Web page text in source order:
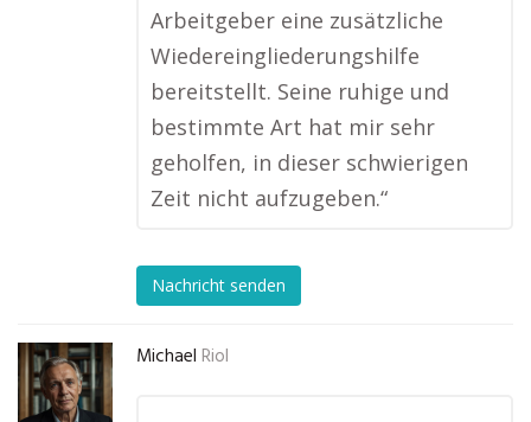
Arbeitgeber eine zusätzliche
Wiedereingliederungshilfe
bereitstellt. Seine ruhige und
bestimmte Art hat mir sehr
geholfen, in dieser schwierigen
Zeit nicht aufzugeben.“
Nachricht senden
Michael Riol